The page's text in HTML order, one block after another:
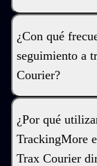
¿Con qué
seguimiento a
Courier?
¿Por qué
TrackingMore
Trax Courier